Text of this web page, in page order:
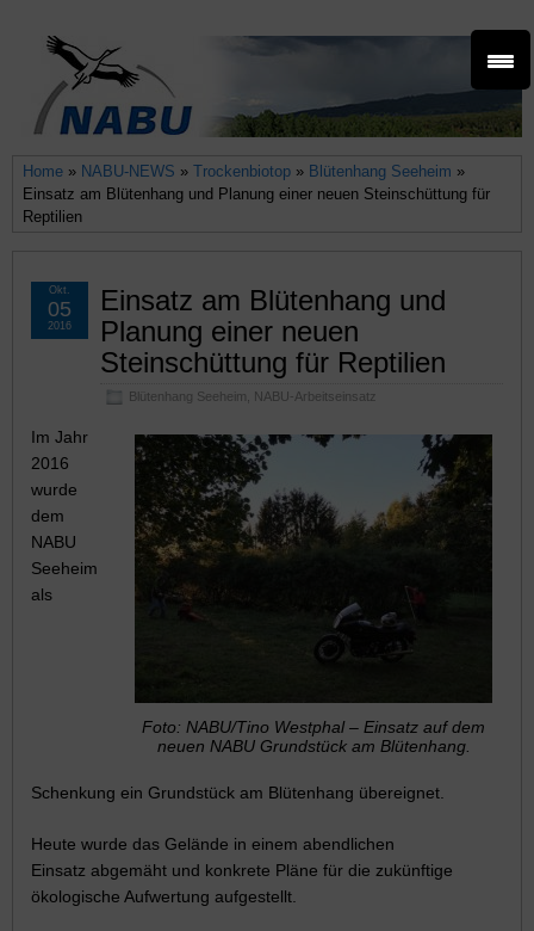
Home » NABU-NEWS » Trockenbiotop » Blütenhang Seeheim »
Einsatz am Blütenhang und Planung einer neuen Steinschüttung für
Reptilien
Einsatz am Blütenhang und
Planung einer neuen
Steinschüttung für Reptilien
Blütenhang Seeheim NABU-Arbeitseinsatz
Okt.
05
2016
Foto: NABU/Tino Westphal – Einsatz auf dem
neuen NABU Grundstück am Blütenhang.
Im Jahr
2016
wurde
dem
NABU
Seeheim
als
Schenkung ein Grundstück am Blütenhang übereignet.
Heute wurde das Gelände in einem abendlichen
Einsatz abgemäht und konkrete Pläne für die zukünftige
ökologische Aufwertung aufgestellt.